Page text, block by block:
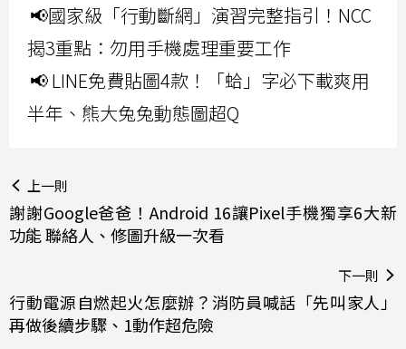
📢國家級「行動斷網」演習完整指引！NCC
揭3重點：勿用手機處理重要工作
📢 LINE免費貼圖4款！「蛤」字必下載爽用
半年、熊大兔兔動態圖超Q
上一則
謝謝Google爸爸！Android 16讓Pixel手機獨享6大新
功能 聯絡人、修圖升級一次看
下一則
行動電源自燃起火怎麼辦？消防員喊話「先叫家人」
再做後續步驟、1動作超危險